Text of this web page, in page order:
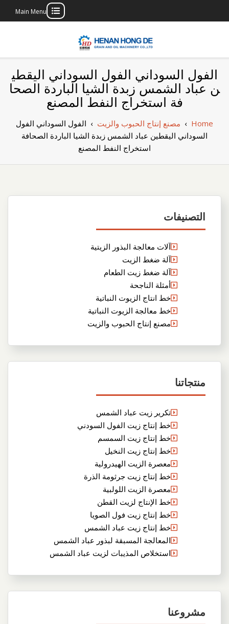
Main Menu
بناء مصنع إنتاج
الزيوت النباتية
الخاص بك
الفول السوداني الفول السوداني اليقطي
ن عباد الشمس زبدة الشيا الباردة الصحا
فة استخراج النفط المصنع
Home
› مصنع إنتاج الحبوب والزيت › الفول السوداني الفول
السوداني اليقطين عباد الشمس زبدة الشيا الباردة الصحافة
استخراج النفط المصنع
التصنيفات
آلات معالجة البذور الزيتية
آلة ضغط الزيت
آلة ضغط زيت الطعام
أمثلة الناجحة
خط انتاج الزيوت النباتية
خط معالجة الزيوت النباتية
مصنع إنتاج الحبوب والزيت
منتجاتنا
تكرير زيت عباد الشمس
خط إنتاج زيت الفول السودني
خط إنتاج زيت السمسم
خط إنتاج زيت النخيل
معصرة الزيت الهيدرولية
خط إنتاج زيت جرثومة الذرة
معصرة الزيت اللولبية
خط الإنتاج لزيت القطن
خط إنتاج زيت فول الصويا
خط إنتاج زيت عباد الشمس
المعالجة المسبقة لبذور عباد الشمس
استخلاص المذيبات لزيت عباد الشمس
مشروعنا